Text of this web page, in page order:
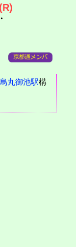
烏丸御池駅構